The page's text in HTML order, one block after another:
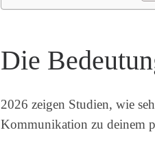
Die
2026 zeigen Studien, wie
Kommunikation zu deinem